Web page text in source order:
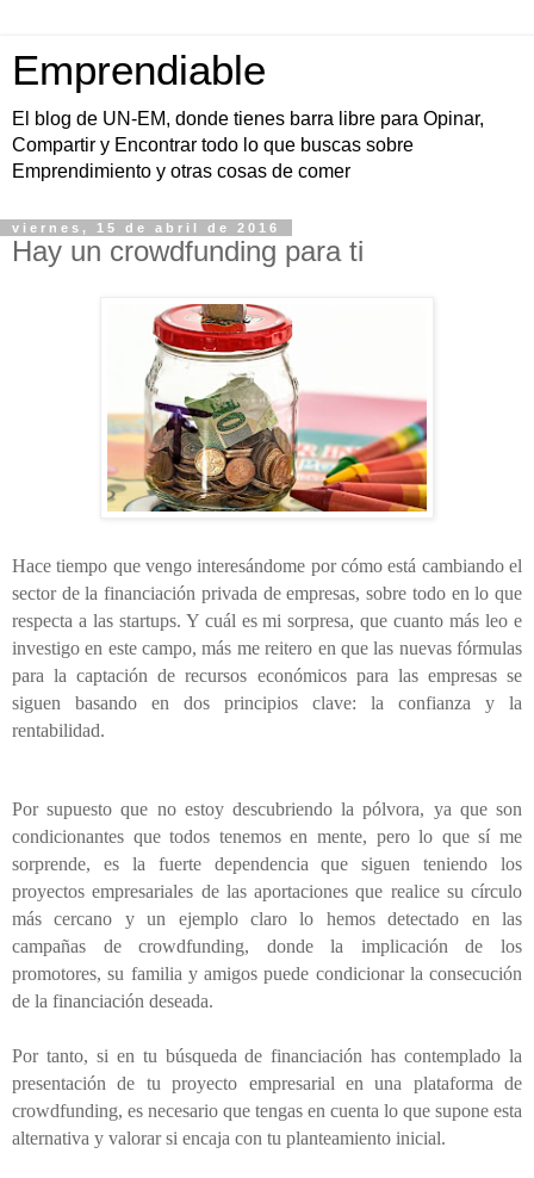
Emprendiable
El blog de UN-EM, donde tienes barra libre para Opinar,
Compartir y Encontrar todo lo que buscas sobre
Emprendimiento y otras cosas de comer
viernes, 15 de abril de 2016
Hay un crowdfunding para ti
Hace tiempo que vengo interesándome por cómo está cambiando el
sector de la financiación privada de empresas, sobre todo en lo que
respecta a las startups. Y cuál es mi sorpresa, que cuanto más leo e
investigo en este campo, más me reitero en que las nuevas fórmulas
para la captación de recursos económicos para las empresas se
siguen basando en dos principios clave: la confianza y la
rentabilidad.
Por supuesto que no estoy descubriendo la pólvora, ya que son
condicionantes que todos tenemos en mente, pero lo que sí me
sorprende, es la fuerte dependencia que siguen teniendo los
proyectos empresariales de las aportaciones que realice su círculo
más cercano y un ejemplo claro lo hemos detectado en las
campañas de crowdfunding, donde la implicación de los
promotores, su familia y amigos puede condicionar la consecución
de la financiación deseada.
Por tanto, si en tu búsqueda de financiación has contemplado la
presentación de tu proyecto empresarial en una plataforma de
crowdfunding, es necesario que tengas en cuenta lo que supone esta
alternativa y valorar si encaja con tu planteamiento inicial.